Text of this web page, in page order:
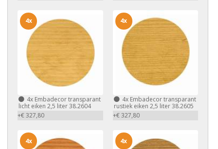
4x Embadecor transparant
licht eiken 2,5 liter 38.2604
+€ 327,80
4x
4xEmbadecor transparant
rustiek eiken 2,5 liter 38.2605
+€ 327,80
4x
4x 4x